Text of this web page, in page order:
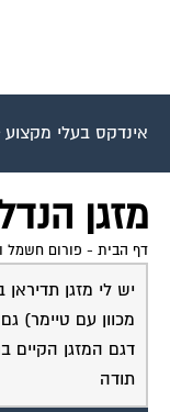
אינדקס בעלי מקצוע
מזגן
דף הבית - פורום חשמל
מכוון עם טיימר)
דגם המזגן הקיים
תודה